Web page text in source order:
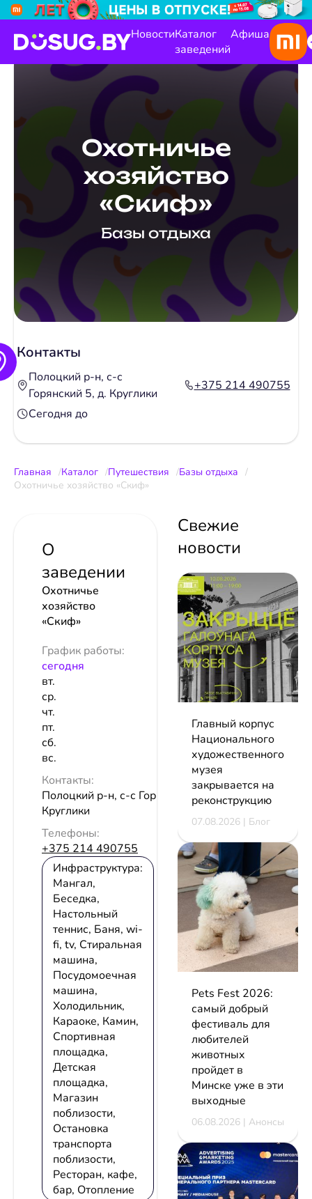
НовостиКаталог
заведений
Афиша
Охотничье
хозяйство
«Скиф»
Базы отдыха
Контакты
Полоцкий р-н, с-с
Горянский 5, д. Круглики
+375 214 490755
Сегодня до
Главная Каталог Путешествия
Базы отдыха
Охотничье хозяйство «Скиф»
О
заведении
Охотничье
хозяйство
«Скиф»
График работы:
сeгодня
вт.
ср.
чт.
пт.
сб.
вс.
Контакты:
Полоцкий р-н, с-с Горянский 5, д.
Круглики
Телефоны:
+375 214 490755
Инфраструктура:
Мангал,
Беседка,
Настольный
теннис, Баня, wi-
fi, tv, Стиральная
машина,
Посудомоечная
машина,
Холодильник,
Караоке, Камин,
Спортивная
площадка,
Детская
площадка,
Магазин
поблизости,
Остановка
транспорта
поблизости,
Ресторан, кафе,
бар, Отопление
Свежие
новости
Главный корпус
Национального
художественного
музея
закрывается на
реконструкцию
07.08.2026 | Блог
Pets Fest 2026:
самый добрый
фестиваль для
любителей
животных
пройдет в
Минске уже в эти
выходные
06.08.2026 | Анонсы